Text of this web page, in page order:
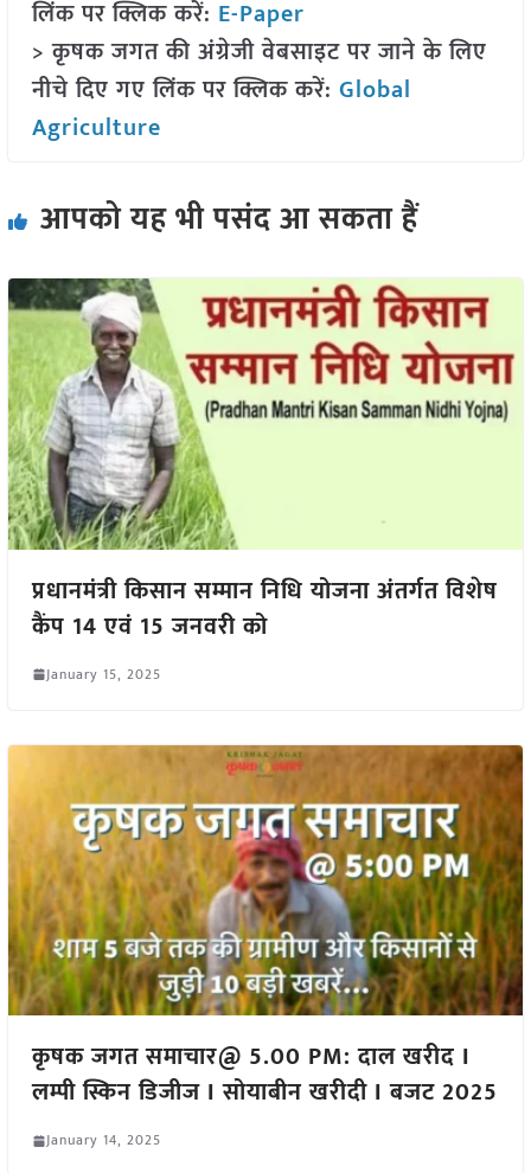
लिंक पर क्लिक करें: E-Paper
> कृषक जगत की अंग्रेजी वेबसाइट पर जाने के लिए
नीचे दिए गए लिंक पर क्लिक करें: Global
Agriculture
आपको यह भी पसंद आ सकता हैं
प्रधानमंत्री किसान सम्मान निधि योजना अंतर्गत विशेष
कैंप 14 एवं 15 जनवरी को
January 15, 2025
कृषक जगत समाचार@ 5.00 PM: दाल खरीद I
लम्पी स्किन डिजीज I सोयाबीन खरीदी I बजट 2025
January 14, 2025